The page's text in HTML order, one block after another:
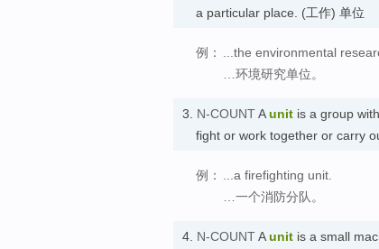
a particular place. (工作) 单位
例：
...the environmental
…环境研究单位。
3. N-COUNTAunit is a group
fight or work together or carry
例：
...a firefighting unit.
…一个消防分队。
4. N-COUNTAunit is a small